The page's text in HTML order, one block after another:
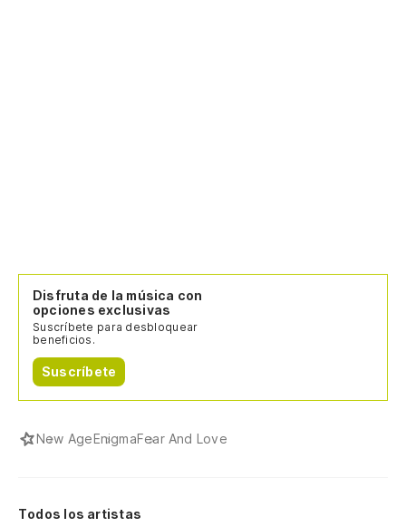
Disfruta de la música con
opciones exclusivas
Suscríbete para desbloquear
beneficios.
Suscríbete
New AgeEnigmaFear And Love
Todos los artistas